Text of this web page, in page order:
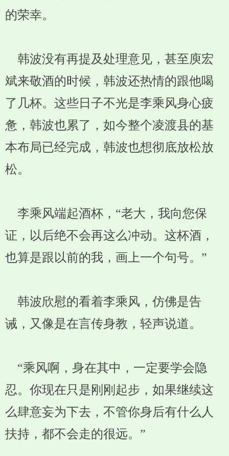
的荣幸。
韩波没有再提及处理意见，甚至庾宏
斌来敬酒的时候，韩波还热情的跟他喝
了几杯。这些日子不光是李乘风身心疲
惫，韩波也累了，如今整个凌渡县的基
本布局已经完成，韩波也想彻底放松放
松。
李乘风端起酒杯，“老大，我向您保
证，以后绝不会再这么冲动。这杯酒，
也算是跟以前的我，画上一个句号。”
韩波欣慰的看着李乘风，仿佛是告
诫，又像是在言传身教，轻声说道。
“乘风啊，身在其中，一定要学会隐
忍。你现在只是刚刚起步，如果继续这
么肆意妄为下去，不管你身后有什么人
扶持，都不会走的很远。”